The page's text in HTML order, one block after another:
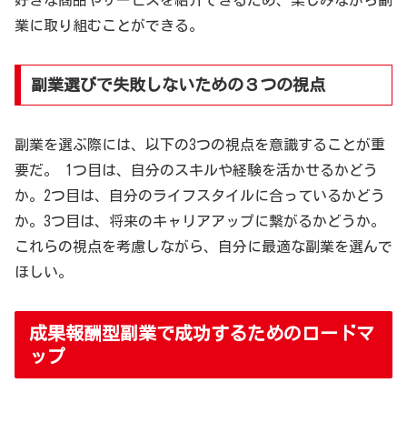
業に取り組むことができる。
副業選びで失敗しないための３つの視点
副業を選ぶ際には、以下の3つの視点を意識することが重
要だ。 1つ目は、自分のスキルや経験を活かせるかどう
か。2つ目は、自分のライフスタイルに合っているかどう
か。3つ目は、将来のキャリアアップに繋がるかどうか。
これらの視点を考慮しながら、自分に最適な副業を選んで
ほしい。
成果報酬型副業で成功するためのロードマ
ップ